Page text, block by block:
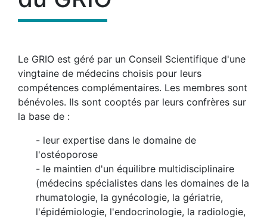
Le GRIO est géré par un Conseil Scientifique d'une
vingtaine de médecins choisis pour leurs
compétences complémentaires. Les membres sont
bénévoles. Ils sont cooptés par leurs confrères sur
la base de :
- leur expertise dans le domaine de
l'ostéoporose
- le maintien d'un équilibre multidisciplinaire
(médecins spécialistes dans les domaines de la
rhumatologie, la gynécologie, la gériatrie,
l'épidémiologie, l'endocrinologie, la radiologie,